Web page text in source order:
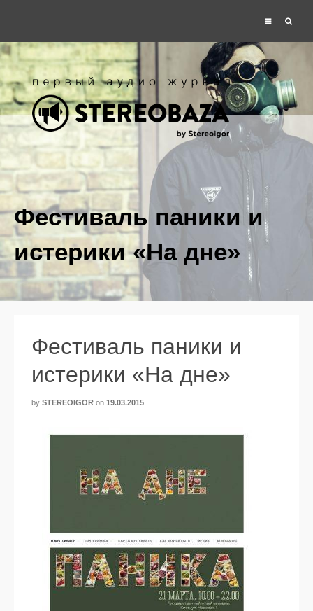
Фестиваль паники и
истерики «На дне»
Фестиваль паники и
истерики «На дне»
by STEREOIGOR on 19.03.2015